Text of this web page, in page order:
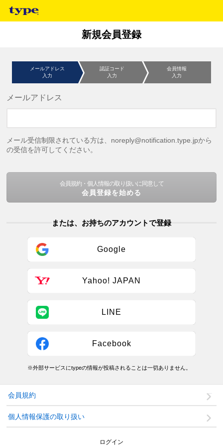
新規会員登録
メールアドレス
入力
認証コード
入力
会員情報
入力
メールアドレス
メール受信制限されている方は、noreply@notification.type.jpから
の受信を許可してください。
会員規約・個人情報の取り扱いに同意して
会員登録を始める
または、お持ちのアカウントで登録
Google
Yahoo! JAPAN
LINE
Facebook
※外部サービスにtypeの情報が投稿されることは一切ありません。
会員規約
個人情報保護の取り扱い
ログイン